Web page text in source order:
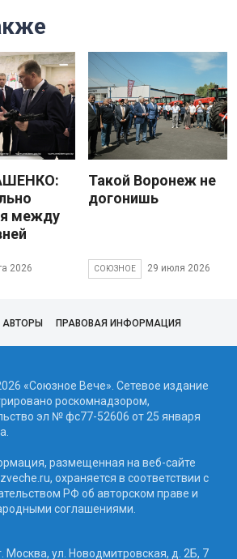
между
2026
Такой Воронеж не
догонишь
СОЮЗНОЕ 29 июля 2026
АВТОРЫ ПРАВОВАЯ ИНФОРМАЦИЯ
«Союзное Вече». Сетевое издание
роскомнадзором,
эл № фc77-52606 от 25 января
размещенная на веб-сайте
охраняется в соответствии с
РФ об авторском праве и
соглашениями.
Москва, ул. Новодмитровская, д. 2Б, 7